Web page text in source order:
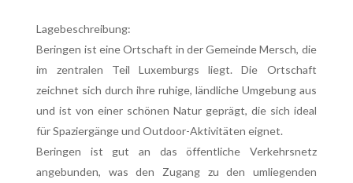
Lagebeschreibung:
Beringen ist eine Ortschaft in der Gemeinde Mersch, die
im zentralen Teil Luxemburgs liegt. Die Ortschaft
zeichnet sich durch ihre ruhige, ländliche Umgebung aus
und ist von einer schönen Natur geprägt, die sich ideal
für Spaziergänge und Outdoor-Aktivitäten eignet.
Beringen ist gut an das öffentliche Verkehrsnetz
angebunden, was den Zugang zu den umliegenden